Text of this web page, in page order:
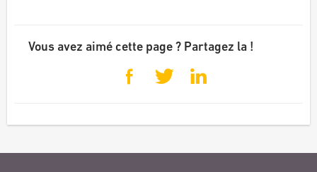
Vous avez aimé cette page ? Partagez la !